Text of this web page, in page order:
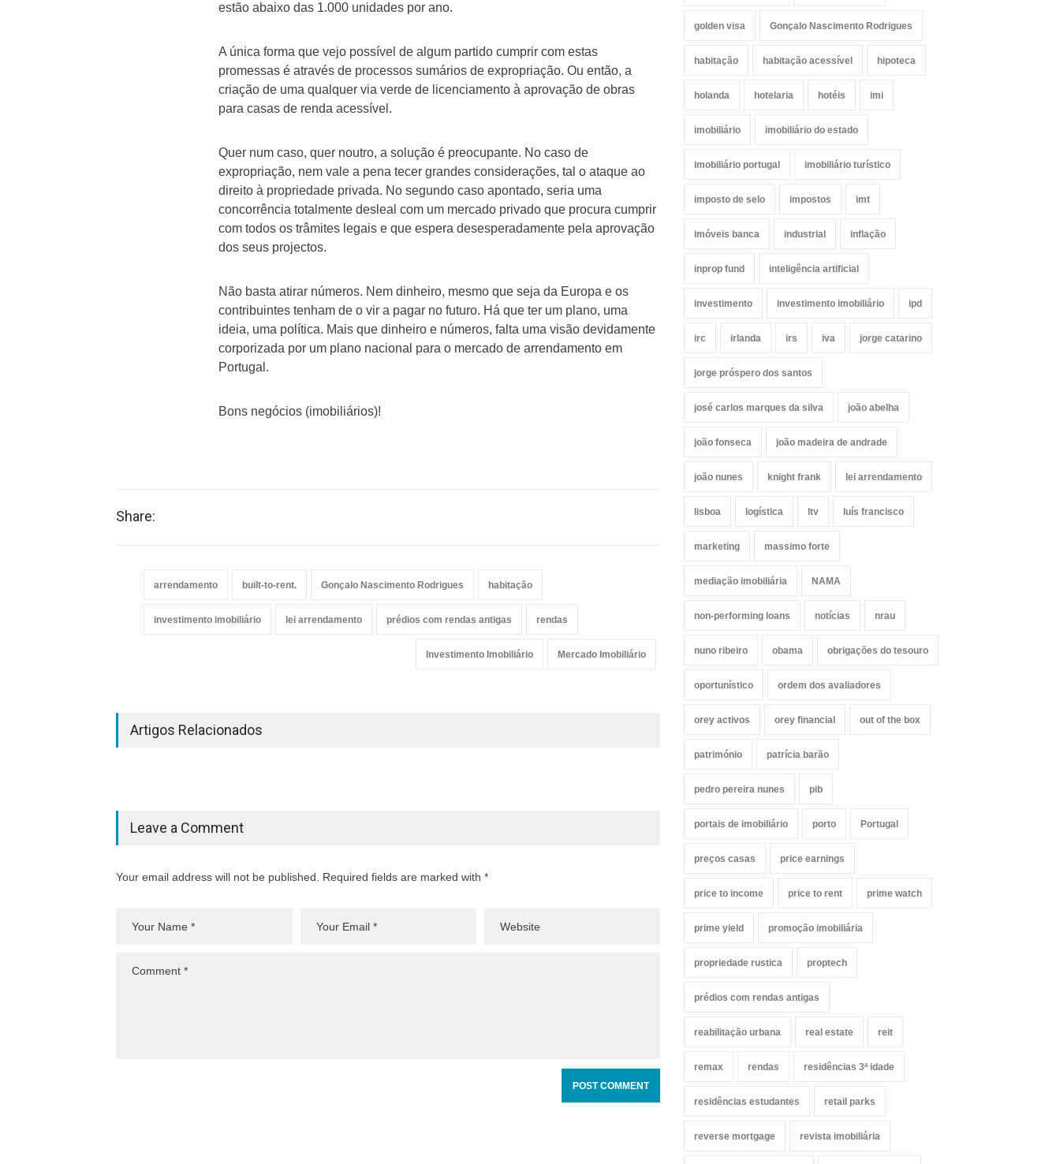
estão abaixo das 1.000 unidades por ano.
A única forma que vejo possível de algum partido cumprir com estas
promessas é através de processos sumários de expropriação. Ou então, a
criação de uma qualquer via verde de licenciamento à aprovação de obras
para casas de renda acessível.
Quer num caso, quer noutro, a solução é preocupante. No caso de
expropriação, nem vale a pena tecer grandes considerações, tal o ataque ao
direito à propriedade privada. No segundo caso apontado, seria uma
concorrência totalmente desleal com um mercado privado que procura cumprir
com todos os trâmites legais e que espera desesperadamente pela aprovação
dos seus projectos.
Não basta atirar números. Nem dinheiro, mesmo que seja da Europa e os
contribuintes tenham de o vir a pagar no futuro. Há que ter um plano, uma
ideia, uma política. Mais que dinheiro e números, falta uma visão devidamente
corporizada por um plano nacional para o mercado de arrendamento em
Portugal.
Bons negócios (imobiliários)!
Share:
arrendamento built-to-rent. Gonçalo Nascimento Rodrigues habitação
investimento imobiliário lei arrendamento prédios com rendas antigas rendas
Investimento Imobiliário Mercado Imobiliário
Artigos Relacionados
Leave a Comment
Your email address will not be published. Required fields are marked with *
golden visa Gonçalo Nascimento Rodrigues
habitação habitação acessível hipoteca
holanda hotelaria hotéis imi
imobiliário imobiliário do estado
imobiliário portugal imobiliário turístico
imposto de selo impostos imt
imóveis banca industrial inflação
inprop fund inteligência artificial
investimento investimento imobiliário ipd
irc irlanda irs iva jorge catarino
jorge próspero dos santos
josé carlos marques da silva joão abelha
joão fonseca joão madeira de andrade
joão nunes knight frank lei arrendamento
lisboa logística ltv luís francisco
marketing massimo forte
mediação imobiliária NAMA
non-performing loans notícias nrau
nuno ribeiro obama obrigações do tesouro
oportunístico ordem dos avaliadores
orey activos orey financial out of the box
património patrícia barão
pedro pereira nunes pib
portais de imobiliário porto Portugal
preços casas price earnings
price to income price to rent prime watch
prime yield promoção imobiliária
propriedade rustica proptech
prédios com rendas antigas
reabilitação urbana real estate reit
remax rendas residências 3ª idade
residências estudantes retail parks
reverse mortgage revista imobiliária